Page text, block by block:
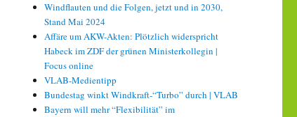
Windflauten und die Folgen, jetzt und in 2030,
Stand Mai 2024
Affäre um AKW-Akten: Plötzlich widerspricht
Habeck im ZDF der grünen Ministerkollegin |
Focus online
VLAB-Medientipp
Bundestag winkt Windkraft-“Turbo” durch | VLAB
Bayern will mehr “Flexibilität” im